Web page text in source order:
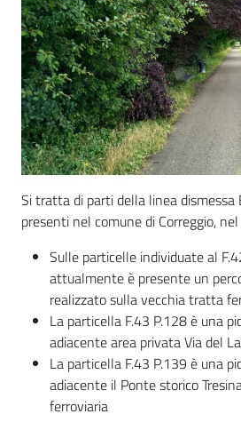
Si tratta di parti della linea dismessa
presenti nel comune di Correggio,
Sulle particelle individuate al
attualmente è presente un
realizzato sulla vecchia tratta
La particella F.43 P.128 è una
adiacente area privata Via del
La particella F.43 P.139 è una
adiacente il Ponte storico
ferroviaria